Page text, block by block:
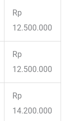
Rp
12.500.000
Rp
12.500.000
Rp
14.200.000